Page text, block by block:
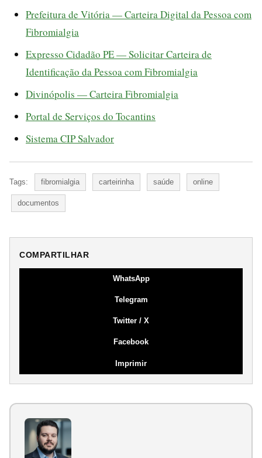
Prefeitura de Vitória — Carteira Digital da Pessoa com
Fibromialgia
Expresso Cidadão PE — Solicitar Carteira de
Identificação da Pessoa com Fibromialgia
Divinópolis — Carteira Fibromialgia
Portal de Serviços do Tocantins
Sistema CIP Salvador
Tags: fibromialgia carteirinha saúde online
documentos
COMPARTILHAR
WhatsApp
Telegram
Twitter / X
Facebook
Imprimir